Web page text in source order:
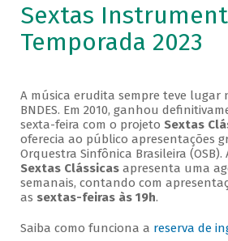
Sextas
Temporada 2023
A música erudita sempre teve lugar
BNDES. Em 2010, ganhou
sexta-feira com o projeto Sextas
oferecia ao público apresentações
Orquestra Sinfônica Brasileira
Sextas Clássicasapresenta uma
semanais, contando com
as sextas-feiras às 19h.
Saiba como funciona a reserva de